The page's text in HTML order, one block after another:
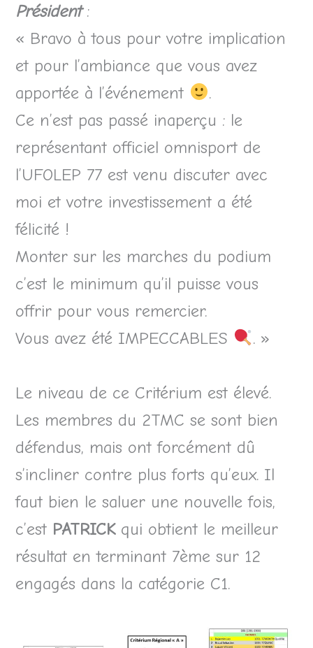
Président:
« Bravo à tous pour votre implication
et pour l’ambiance que vous avez
apportée à l’événement
.
Ce n’est pas passé inaperçu : le
représentant officiel omnisport de
l’UFOLEP 77 est venu discuter avec
moi et votre investissement a été
félicité !
Monter sur les marches du podium
c’est le minimum qu’il puisse vous
offrir pour vous remercier.
Vous avez été IMPECCABLES
. »
Le niveau de ce Critérium est élevé.
Les membres du 2TMC se sont bien
défendus, mais ont forcément dû
s’incliner contre plus forts qu’eux. Il
faut bien le saluer une nouvelle fois,
c’est PATRICKqui obtient le meilleur
résultat en terminant 7ème sur 12
engagés dans la catégorie C1.